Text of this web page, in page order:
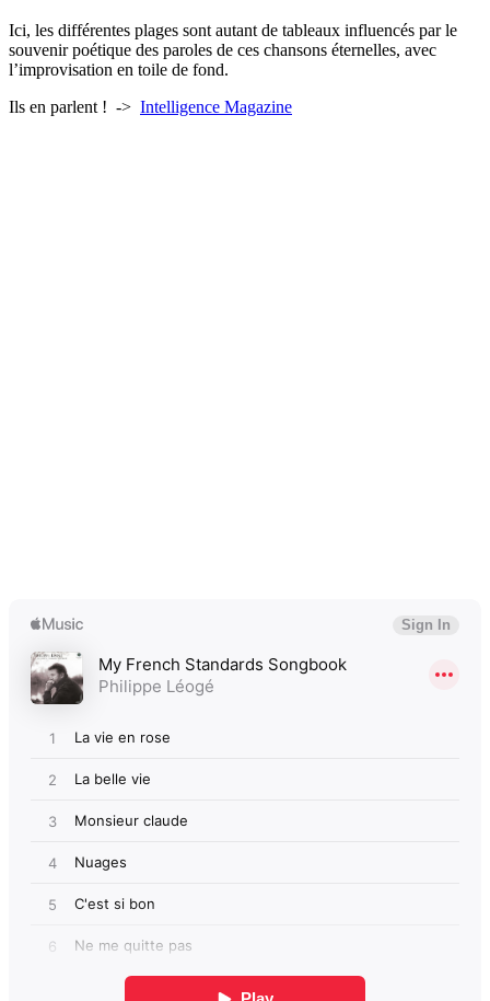
Ici, les différentes plages sont autant de tableaux influencés par le
souvenir poétique des paroles de ces chansons éternelles, avec
l’improvisation en toile de fond.
Ils en parlent ! -> Intelligence Magazine